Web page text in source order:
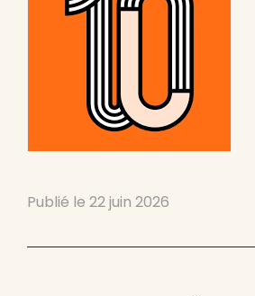
Publié le 22 juin 2026